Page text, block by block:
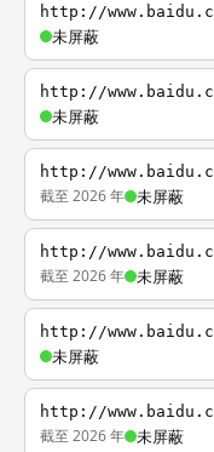
http://
未屏蔽
http://
未屏蔽
http://
截至 2026 年 未屏蔽
http://
截至 2026 年 未屏蔽
http://
未屏蔽
http://
截至 2026 年 未屏蔽